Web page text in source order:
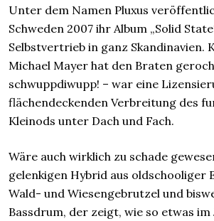
Unter dem Namen Pluxus
Schweden 2007 ihr Album „Solid
Selbstvertrieb in ganz Skandinavien.
Michael Mayer hat den Braten
schwuppdiwupp! – war eine
flächendeckenden Verbreitung des
Kleinods unter Dach und Fach.
Wäre auch wirklich zu schade
gelenkigen Hybrid aus oldschooliger
Wald- und Wiesengebrutzel und
Bassdrum, der zeigt, wie so etwas im